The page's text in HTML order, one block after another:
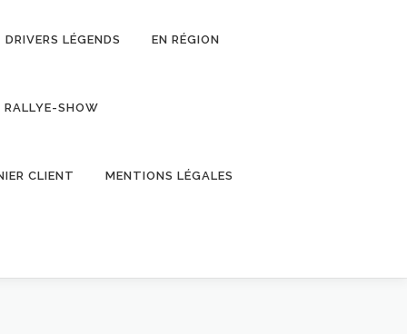
DRIVERS LÉGENDS EN RÉGION
RALLYE-SHOW
CLIENT MENTIONS LÉGALES